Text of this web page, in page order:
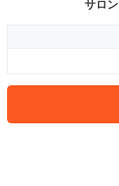
サロ